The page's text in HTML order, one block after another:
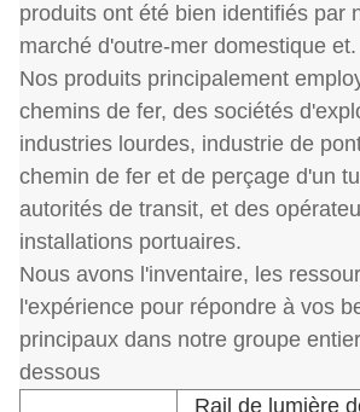
produits ont été bien identifiés par
marché d'outre-mer domestique et.
Nos produits principalement
chemins de fer, des sociétés
industries lourdes, industrie de
chemin de fer et de perçage d'un
autorités de transit, et des
installations portuaires.
Nous avons l'inventaire, les
l'expérience pour répondre à vos
principaux dans notre groupe
dessous
Rail de lumière